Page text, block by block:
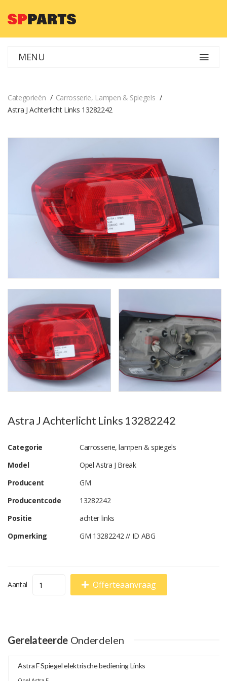
MENU
Categorieën
Carrosserie, Lampen & Spiegels
Astra J Achterlicht Links 13282242
Astra J Achterlicht Links 13282242
Categorie
Carrosserie, lampen & spiegels
Model
Opel Astra J Break
Producent
GM
Producentcode
13282242
Positie
achter links
Opmerking
GM 13282242 // ID ABG
Aantal Offerteaanvraag
Gerelateerde Onderdelen
Astra F Spiegel elektrische bediening Links